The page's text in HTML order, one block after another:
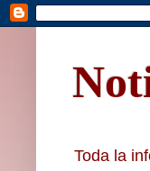
Toda la